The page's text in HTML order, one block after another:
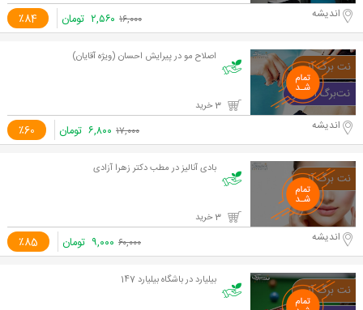
٪84 اندیشه ۱۶,۰۰۰ ۲,۵۶۰ تومان
اصلاح مو در پیرایش احسان (ویژه آقایان)
٪60 اندیشه ۱۷,۰۰۰ ۶,۸۰۰ تومان
بادی آنالیز در مطب دکتر زهرا آزادی
٪85 اندیشه ۶۰,۰۰۰ ۹,۰۰۰ تومان
بیلیارد در باشگاه بیلیارد 147